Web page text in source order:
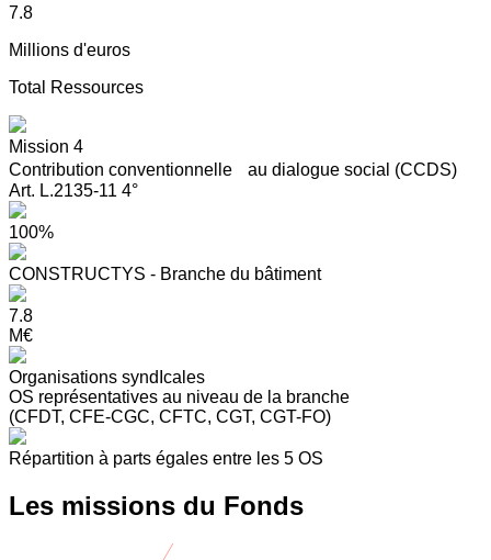
7.8
Millions d'euros
Total Ressources
Mission 4
Contribution conventionnelle au dialogue social (CCDS)
Art. L.2135-11 4°
100%
CONSTRUCTYS - Branche du bâtiment
7.8
M€
Organisations syndIcales
OS représentatives au niveau de la branche
(CFDT, CFE-CGC, CFTC, CGT, CGT-FO)
Répartition à parts égales entre les 5 OS
Les missions du Fonds